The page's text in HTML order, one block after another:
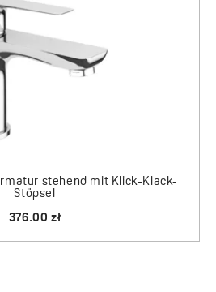
stehend mit Klick-Klack-
Stöpsel
376.00 zł